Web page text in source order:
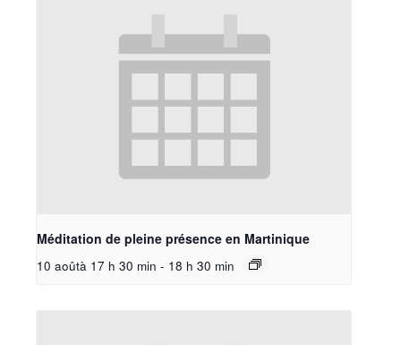
Méditation de pleine présence en Martinique
10 aoûtà 17 h 30 min - 18 h 30 min